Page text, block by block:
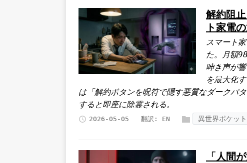
解約阻
ト家電
スマート
た。月額
呻き声が
を最大化
は「解約ボタンを呪符で隠す悪質なダークパ
すると即座に除霊される。
2026-05-05 翻訳: EN 異世界ポケット
「人間